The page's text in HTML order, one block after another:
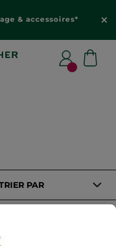
& accessoires*
PAR